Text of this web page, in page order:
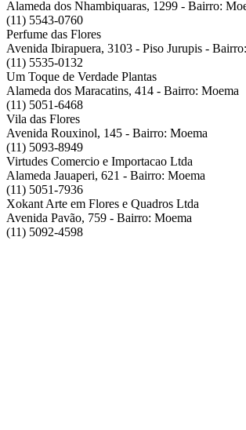
Alameda dos Nhambiquaras, 1299 - Bairro:
(11) 5543-0760
Perfume das Flores
Avenida Ibirapuera, 3103 - Piso Jurupis -
(11) 5535-0132
Um Toque de Verdade Plantas
Alameda dos Maracatins, 414 - Bairro: Moema
(11) 5051-6468
Vila das Flores
Avenida Rouxinol, 145 - Bairro: Moema
(11) 5093-8949
Virtudes Comercio e Importacao Ltda
Alameda Jauaperi, 621 - Bairro: Moema
(11) 5051-7936
Xokant Arte em Flores e Quadros Ltda
Avenida Pavão, 759 - Bairro: Moema
(11) 5092-4598